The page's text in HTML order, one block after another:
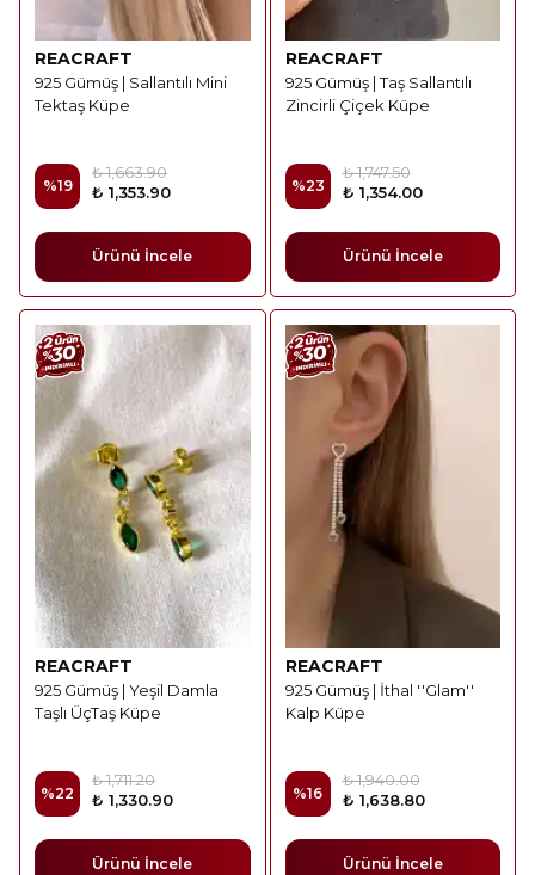
REACRAFT
925 Gümüş | Sallantılı Mini
Tektaş Küpe
%19
₺ 1,663.90
₺ 1,353.90
Ürünü İncele
REACRAFT
925 Gümüş | Taş Sallantılı
Zincirli Çiçek Küpe
%23
₺ 1,747.50
₺ 1,354.00
Ürünü İncele
REACRAFT
925 Gümüş | Yeşil Damla
Taşlı ÜçTaş Küpe
%22
₺ 1,711.20
₺ 1,330.90
Ürünü İncele
REACRAFT
925 Gümüş | İthal ''Glam''
Kalp Küpe
%16
₺ 1,940.00
₺ 1,638.80
Ürünü İncele